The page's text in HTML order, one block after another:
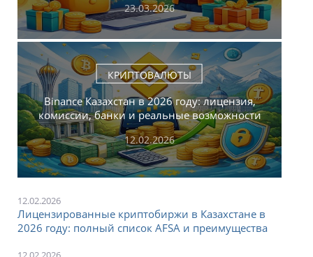
23.03.2026
КРИПТОВАЛЮТЫ
Binance Казахстан в 2026 году: лицензия,
комиссии, банки и реальные возможности
12.02.2026
12.02.2026
Лицензированные криптобиржи в Казахстане в
2026 году: полный список AFSA и преимущества